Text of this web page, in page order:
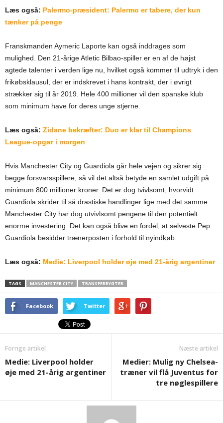
Læs også: Palermo-præsident: Palermo er tabere, der kun
tænker på penge
Franskmanden Aymeric Laporte kan også inddrages som
mulighed. Den 21-årige Atletic Bilbao-spiller er en af de højst
agtede talenter i verden lige nu, hvilket også kommer til udtryk i den
frikøbsklausul, der er indskrevet i hans kontrakt, der i øvrigt
strækker sig til år 2019. Hele 400 millioner vil den spanske klub
som minimum have for deres unge stjerne.
Læs også: Zidane bekræfter: Duo er klar til Champions
League-opgør i morgen
Hvis Manchester City og Guardiola går hele vejen og sikrer sig
begge forsvarsspillere, så vil det altså betyde en samlet udgift på
minimum 800 millioner kroner. Det er dog tvivlsomt, hvorvidt
Guardiola skrider til så drastiske handlinger lige med det samme.
Manchester City har dog utvivlsomt pengene til den potentielt
enorme investering. Det kan også blive en fordel, at selveste Pep
Guardiola besidder trænerposten i forhold til nyindkøb.
Læs også: Medie: Liverpool holder øje med 21-årig argentiner
TAGS MANCHESTER CITY TRANSFERRYGTER
Facebook Twitter
Forrige artikel
Medie: Liverpool holder
øje med 21-årig argentiner
Næste artikel
Medier: Mulig ny Chelsea-
træner vil flå Juventus for
tre nøglespillere